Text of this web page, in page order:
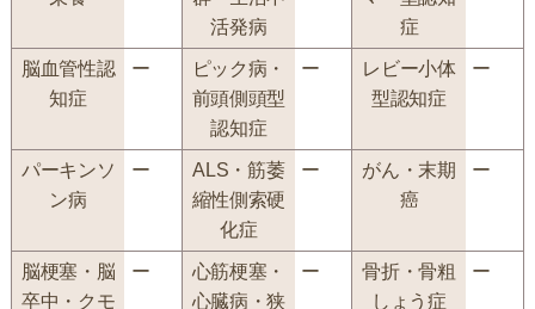
活発病
症
脳血管性認
知症
ー
ピック病・
前頭側頭型
認知症
ー
レビー小体
型認知症
ー
パーキンソ
ン病
ー
ALS・筋萎
縮性側索硬
化症
ー
がん・末期
癌
ー
脳梗塞・脳
卒中・クモ
ー
心筋梗塞・
心臓病・狭
ー
骨折・骨粗
しょう症
ー